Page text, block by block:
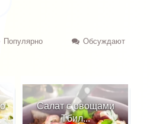
Популярно Обсуждают
Салат с овощами
Тбил...